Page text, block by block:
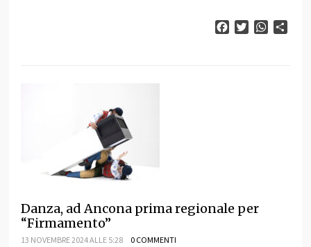
FacebookTwitter
Danza, ad Ancona prima regionale per
“Firmamento”
13 NOVEMBRE 2024 ALLE 5:28 0 COMMENTI